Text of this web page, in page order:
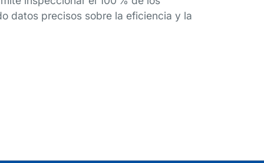
datos precisos sobre la eficiencia y la